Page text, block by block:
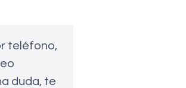
teléfono,
duda, te